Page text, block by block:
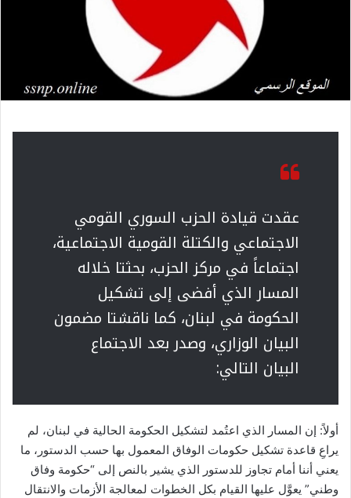
عقدت قيادة الحزب السوري القومي
الاجتماعي والكتلة القومية الاجتماعية،
اجتماعاً في مركز الحزب، بحثتا خلاله
المسار الذي أفضى إلى تشكيل
الحكومة في لبنان، كما ناقشتا مضمون
البيان الوزاري، وصدر بعد الاجتماع
البيان التالي:
أولاً: إن المسار الذي اعتُمد لتشكيل الحكومة الحالية في لبنان، لم
يراعِ قاعدة تشكيل حكومات الوفاق المعمول بها حسب الدستور، ما
يعني أننا أمام تجاوز للدستور الذي يشير بالنص إلى “حكومة وفاق
وطني” يعوَّل عليها القيام بكل الخطوات لمعالجة الأزمات والانتقال